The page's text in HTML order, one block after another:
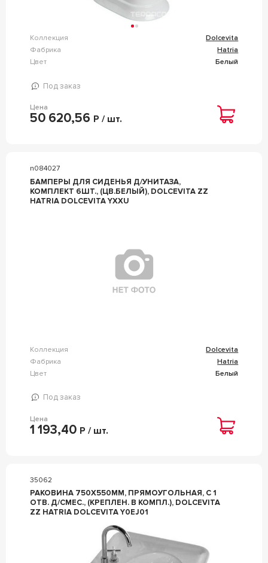
Коллекция
Dolcevita
Фабрика
Hatria
Цвет
Белый
Под заказ
Цена
50 620,56 Р / шт.
n084027
БАМПЕРЫ ДЛЯ СИДЕНЬЯ Д/УНИТАЗА,
КОМПЛЕКТ 6ШТ., (ЦВ.БЕЛЫЙ), DOLCEVITA ZZ
HATRIA DOLCEVITA YXXU
Коллекция
Dolcevita
Фабрика
Hatria
Цвет
Белый
Под заказ
Цена
1 193,40 Р / шт.
35062
РАКОВИНА 750Х550ММ, ПРЯМОУГОЛЬНАЯ, С 1
ОТВ. Д/СМЕС., (КРЕПЛЕН. В КОМПЛ.), DOLCEVITA
ZZ HATRIA DOLCEVITA Y0EJ01